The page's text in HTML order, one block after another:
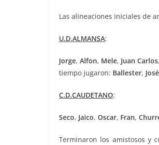
Las alineaciones iniciales de
U.D.ALMANSA:
Jorge,Alfon, Mele, Juan Carlos
tiempo jugaron: Ballester, José
C.D.CAUDETANO:
Seco, Jaico, Oscar, Fran,
Terminaron los amistosos y